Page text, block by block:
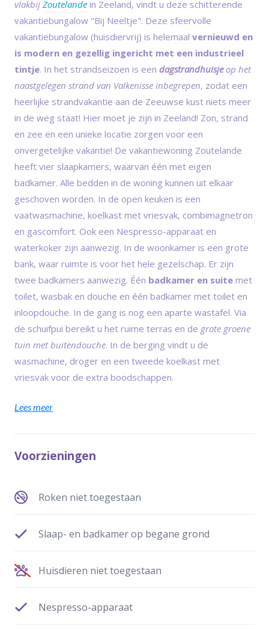
vlakbij Zoutelande in Zeeland, vindt u deze schitterende
vakantiebungalow "Bij Neeltje". Deze sfeervolle
vakantiebungalow (huisdiervrij) is helemaal vernieuwd en
is modern en gezellig ingericht met een industrieel
tintje. In het strandseizoen is een dagstrandhuisjeop het
naastgelegen strand van Valkenisse inbegrepen, zodat een
heerlijke strandvakantie aan de Zeeuwse kust niets meer
in de weg staat! Hier moet je zijn in Zeeland! Zon, strand
en zee en een unieke locatie zorgen voor een
onvergetelijke vakantie! De vakantiewoning Zoutelande
heeft vier slaapkamers, waarvan één met eigen
badkamer. Alle bedden in de woning kunnen uit elkaar
geschoven worden. In de open keuken is een
vaatwasmachine, koelkast met vriesvak, combimagnetron
en gascomfort. Ook een Nespresso-apparaat en
waterkoker zijn aanwezig. In de woonkamer is een grote
bank, waar ruimte is voor het hele gezelschap. Er zijn
twee badkamers aanwezig. Één badkamer en suite met
toilet, wasbak en douche en één badkamer met toilet en
inloopdouche. In de gang is nog een aparte wastafel. Via
de schuifpui bereikt u het ruime terras en de grote groene
tuin met buitendouche. In de berging vindt u de
wasmachine, droger en een tweede koelkast met
vriesvak voor de extra boodschappen.
Lees meer
Voorzieningen
Roken niet toegestaan
Slaap- en badkamer op begane grond
Huisdieren niet toegestaan
Nespresso-apparaat